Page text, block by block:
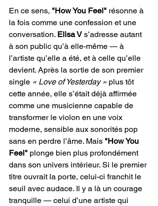
En ce sens, "How You Feel" résonne à
la fois comme une confession et une
conversation. Elisa V s’adresse autant
à son public qu’à elle-même — à
l’artiste qu’elle a été, et à celle qu’elle
devient. Après la sortie de son premier
single « Love of Yesterday » plus tôt
cette année, elle s’était déjà affirmée
comme une musicienne capable de
transformer le violon en une voix
moderne, sensible aux sonorités pop
sans en perdre l’âme. Mais "How You
Feel" plonge bien plus profondément
dans son univers intérieur. Si le premier
titre ouvrait la porte, celui-ci franchit le
seuil avec audace. Il y a là un courage
tranquille — celui d’une artiste qui